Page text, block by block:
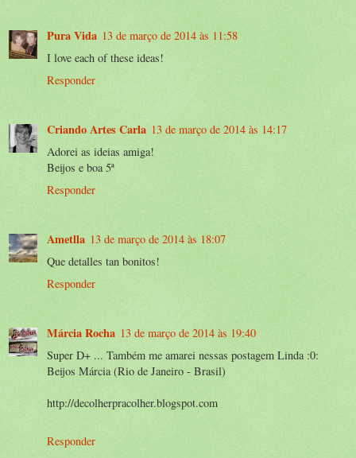
Pura Vida 13 de março de 2014 às 11:58
I love each of these ideas!
Responder
Criando Artes Carla 13 de março de 2014 às 14:17
Adorei as ideias amiga!
Beijos e boa 5ª
Responder
Ametlla 13 de março de 2014 às 18:07
Que detalles tan bonitos!
Responder
Márcia Rocha 13 de março de 2014 às 19:40
Super D+ ... Também me amarei nessas postagem Linda :0:
Beijos Márcia (Rio de Janeiro - Brasil)
http://decolherpracolher.blogspot.com
Responder